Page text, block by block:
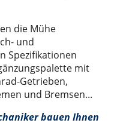
die Mühe
und
Spezifikationen
mit
Getrieben,
und Bremsen...
bauen Ihnen